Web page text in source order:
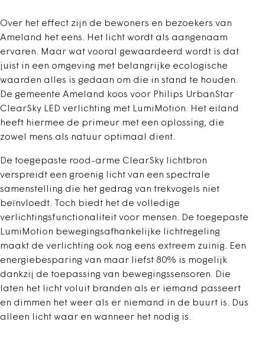
Over het effect zijn de bewoners en bezoekers van
Ameland het eens. Het licht wordt als aangenaam
ervaren. Maar wat vooral gewaardeerd wordt is dat
juist in een omgeving met belangrijke ecologische
waarden alles is gedaan om die in stand te houden.
De gemeente Ameland koos voor Philips UrbanStar
ClearSky LED verlichting met LumiMotion. Het eiland
heeft hiermee de primeur met een oplossing, die
zowel mens als natuur optimaal dient.
De toegepaste rood-arme ClearSky lichtbron
verspreidt een groenig licht van een spectrale
samenstelling die het gedrag van trekvogels niet
beïnvloedt. Toch biedt het de volledige
verlichtingsfunctionaliteit voor mensen. De toegepaste
LumiMotion bewegingsafhankelijke lichtregeling
maakt de verlichting ook nog eens extreem zuinig. Een
energiebesparing van maar liefst 80% is mogelijk
dankzij de toepassing van bewegingssensoren. Die
laten het licht voluit branden als er iemand passeert
en dimmen het weer als er niemand in de buurt is. Dus
alleen licht waar en wanneer het nodig is.